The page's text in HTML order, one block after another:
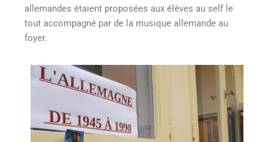
allemandes étaient proposées aux élèves au self le
tout accompagné par de la musique allemande au
foyer.